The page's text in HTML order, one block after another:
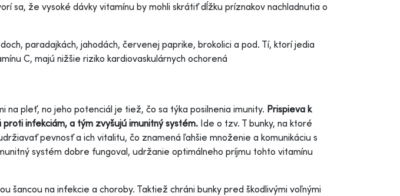
sa, že vysoké dávky vitamínu by mohli skrátiť dĺžku príznakov nachladnutia o
paradajkách, jahodách, červenej paprike, brokolici a pod. Tí, ktorí jedia
C, majú nižšie riziko kardiovaskulárnych ochorená
na pleť, no jeho potenciál je tiež, čo sa týka posilnenia imunity. Prispieva k
infekciám, a tým zvyšujú imunitný systém. Ide o tzv. T bunky, na ktoré
pevnosť a ich vitalitu, čo znamená ľahšie množenie a komunikáciu s
systém dobre fungoval, udržanie optimálneho príjmu tohto vitamínu
šancou na infekcie a choroby. Taktiež chráni bunky pred škodlivými voľnými